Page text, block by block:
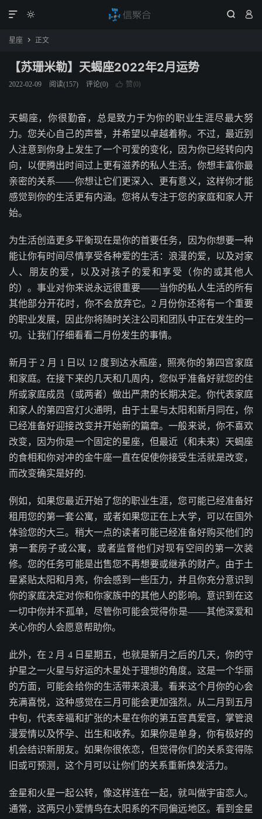
  

星座  正文
【苏珊米勒】天蝎座2022年2月运势
2022-02-09 阅读(157) 评论(0)  赞(0)
天蝎座，你很勤奋，总是致力于为你的职业生涯尽最大努
力。您关心自己的声誉，并希望以卓越着称。不过，最近别
人注意到你身上发生了一个可爱的变化，因为你已经转向内
向，以便腾出时间过上更有滋养的私人生活。你想丰富你最
亲密的关系——你想让它们更深入、更有意义，这样你才能
感觉到你的生活更有内涵。您将从专注于您的家庭和家人开
始。
为生活创造更多平衡现在是你的首要任务，因为你想要一种
能让你有时间尽情享受各种爱的生活：浪漫的爱，以及对家
人、朋友的爱，以及对孩子的爱和享受（你的或其他人
的）。事业对你来说永远很重要——当你的私人生活的所有
其他部分开花时，你不会放弃它。2 月份你还将有一个重要
的职业发展，因此你将随时关注公司和团队中正在发生的一
切。让我们仔细看看二月份发生的事情。
新月于 2 月 1 日以 12 度到达水瓶座，照亮你的第四宫家庭
和家庭。在接下来的几天和几周内，您似乎准备好就您的住
所或家庭成员（或两者）做出严肃的长期决定。你代表家庭
和家人的第四宫灯火通明，由于土星与太阳和新月同在，你
已经准备好迎接改变并开始新的篇章。一般来说，你不喜欢
改变，因为你是一个固定的星座，但最近（和未来）天蝎座
的食相和你对冲的金牛座一直在促使你接受生活就是改变，
而改变确实是好的.
例如，如果您最近开始了您的职业生涯，您可能已经准备好
租用您的第一套公寓，或者如果您正在上大学，可以在国外
体验您的大三。稍大一点的读者可能已经准备好购买他们的
第一套房子或公寓，或者监督他们对现有空间的第一次装
修。您的任务可能是出售您不再想要或继承的财产。由于土
星紧贴太阳和月亮，你会感到一些压力，并且你充分意识到
你的家庭决定对你和你家族中的其他人的影响。意识到在这
一切中你并不孤单，尽管你可能会觉得你是——其他深爱和
关心你的人会愿意帮助你。
此外，在 2 月 4 日星期五，也就是新月之后的几天，你的守
护星之一火星与好运的木星处于理想的角度。这是一个华丽
的方面，可能会给你的生活带来浪漫。看来这个月你的心会
充满喜悦，这种感觉在三月可能会更加强烈。从二月到五月
中旬，代表幸福和扩张的木星在你的第五宫真爱宫，掌管浪
漫爱情以及怀孕、出生和收养。如果你是单身，你有极好的
机会结识新朋友。如果你很依恋，但觉得你们的关系变得陈
旧或可预测，这个月可以让你们的关系重新焕发活力。
金星和火星一起公转，像这样连在一起，就叫做宇宙恋人。
通常，这两只小爱情鸟在太阳系的不同偏远地区。看到金星